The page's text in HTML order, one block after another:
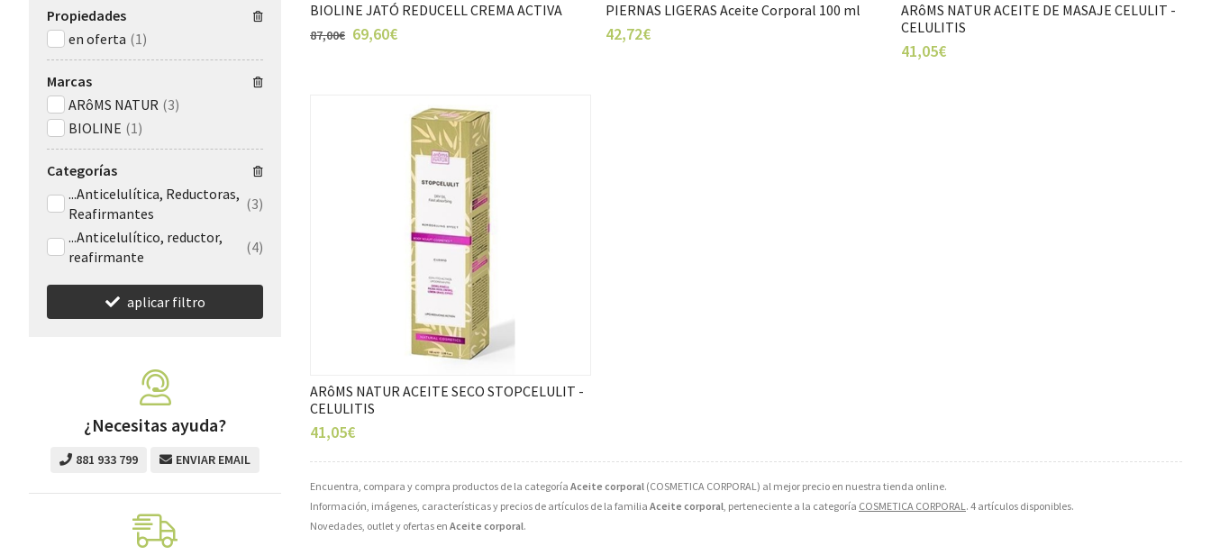
Encuentra, compara y compra productos de la categoría Aceite corporal (COSMETICA CORPORAL) al mejor precio en nuestra tienda online.
Información, imágenes, características y precios de artículos de la familia Aceite corporal, perteneciente a la categoría COSMETICA CORPORAL. 4 artículos disponibles.
Novedades, outlet y ofertas en Aceite corporal.
BIOLINE JATÓ REDUCELL CREMA ACTIVA
87,00€ 69,60€
PIERNAS LIGERAS Aceite Corporal 100 ml
42,72€
ARôMS NATUR ACEITE DE MASAJE CELULIT -
CELULITIS
41,05€
ARôMS NATUR ACEITE SECO STOPCELULIT -
CELULITIS
41,05€
Propiedades
en oferta (1)
Marcas
ARôMS NATUR (3)
BIOLINE (1)
Categorías
...Anticelulítica, Reductoras,
Reafirmantes
(3)
...Anticelulítico, reductor,
reafirmante
(4)
aplicar filtro
¿Necesitas ayuda?
881 933 799 ENVIAR EMAIL